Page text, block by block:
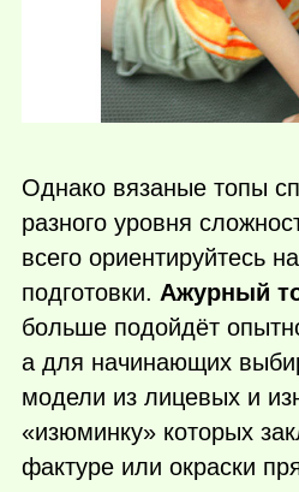
Однако вязаные топы
разного уровня
всего ориентируйтесь
подготовки. Ажурный
больше подойдёт
а для начинающих
модели из лицевых и
«изюминку» которых
фактуре или окраски